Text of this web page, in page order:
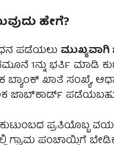
ಹೇಗೆ?
ಪಡೆಯಲು
1ನ್ನು ಭರ್ತಿ ಮಾಡಿ
ಬ್ಯಾಂಕ್ ಖಾತೆ ಸಂಖ್ಯೆ,
ಜಾಬ್‌ಕಾರ್ಡ್
ಪ್ರತಿಯೊಬ್ಬ
ಗ್ರಾಮ ಪಂಚಾಯ್ತಿಗೆ